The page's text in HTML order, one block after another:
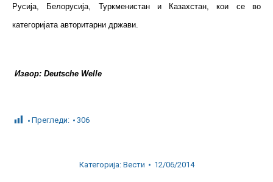
Русија, Белорусија, Туркменистан и Казахстан, кои се во
категоријата авторитарни држави.
Извор: Deutsche Welle
Прегледи: 306
Категорија: Вести 12/06/2014